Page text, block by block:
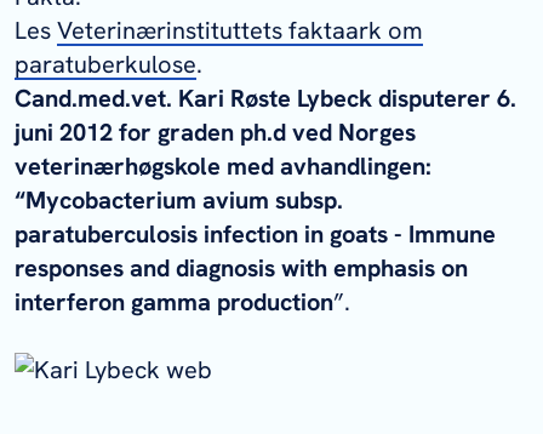
LesVeterinærinstituttets faktaark om
paratuberkulose.
Cand.med.vet. Kari Røste Lybeck disputerer 6.
juni 2012 for graden ph.d ved Norges
veterinærhøgskole med avhandlingen:
“Mycobacterium avium subsp.
paratuberculosis infection in goats - Immune
responses and diagnosis with emphasis on
interferon gamma production”.